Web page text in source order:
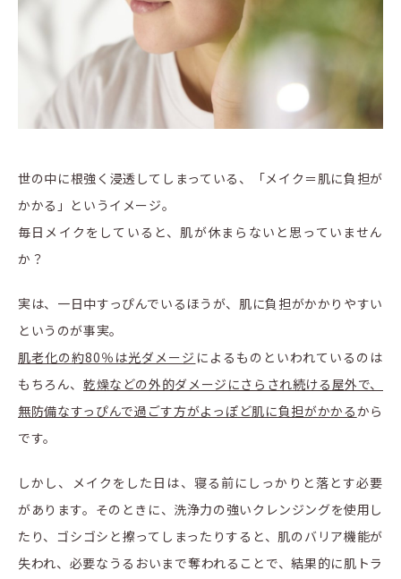
世の中に根強く浸透してしまっている、「メイク＝肌に負担が
かかる」というイメージ。
毎日メイクをしていると、肌が休まらないと思っていません
か？
実は、一日中すっぴんでいるほうが、肌に負担がかかりやすい
というのが事実。
肌老化の約80％は光ダメージ によるものといわれているのは
もちろん、乾燥などの外的ダメージにさらされ続ける屋外で、
無防備なすっぴんで過ごす方がよっぽど肌に負担がかかるから
です。
しかし、メイクをした日は、寝る前にしっかりと落とす必要
があります。そのときに、洗浄力の強いクレンジングを使用し
たり、ゴシゴシと擦ってしまったりすると、肌のバリア機能が
失われ、必要なうるおいまで奪われることで、結果的に肌トラ